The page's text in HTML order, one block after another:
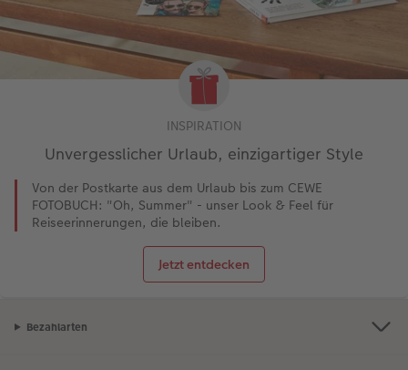
INSPIRATION
Unvergesslicher Urlaub, einzigartiger Style
Von der Postkarte aus dem Urlaub bis zum CEWE
FOTOBUCH: "Oh, Summer" - unser Look & Feel für
Reiseerinnerungen, die bleiben.
Jetzt entdecken
Bezahlarten